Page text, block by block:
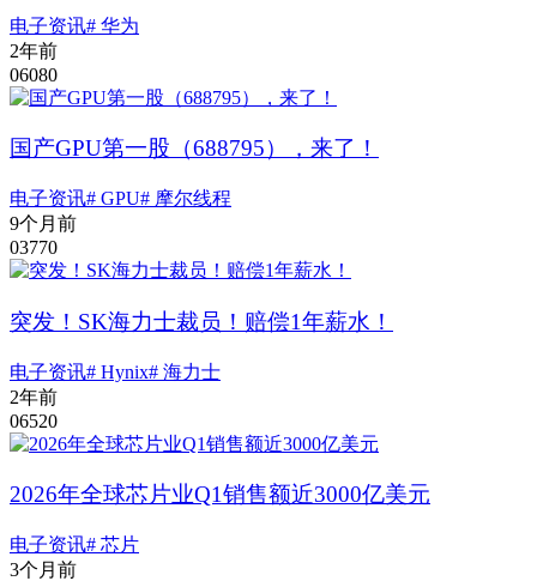
电子资讯# 华为
2年前
06080
国产GPU第一股（688795），来了！
电子资讯# GPU# 摩尔线程
9个月前
03770
突发！SK海力士裁员！赔偿1年薪水！
电子资讯# Hynix# 海力士
2年前
06520
2026年全球芯片业Q1销售额近3000亿美元
电子资讯# 芯片
3个月前